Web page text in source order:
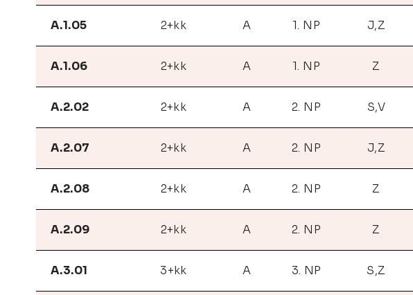
A.1.05 2+kk A 1. NP J,Z
A.1.06 2+kk A 1. NP Z
A.2.02 2+kk A 2. NP S,V
A.2.07 2+kk A 2. NP J,Z
A.2.08 2+kk A 2. NP Z
A.2.09 2+kk A 2. NP Z
A.3.01 3+kk A 3. NP S,Z